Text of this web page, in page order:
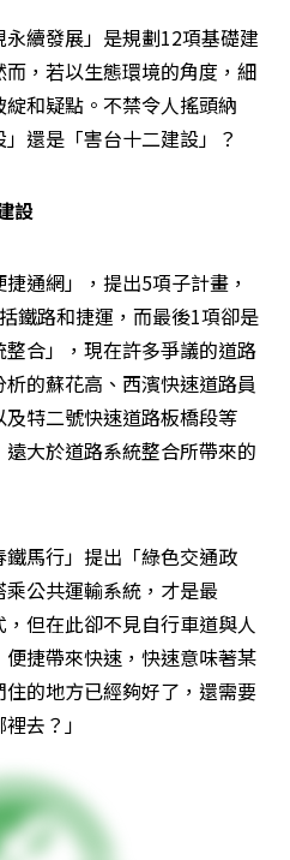
續發展」是規劃12項基礎建
，若以生態環境的角度，細
和疑點。不禁令人搖頭納
還是「害台十二建設」？
設
通網」，提出5項子計畫，
鐵路和捷運，而最後1項卻是
整合」，現在許多爭議的道路
的蘇花高、西濱快速道路員
特二號快速道路板橋段等
大於道路系統整合所帶來的
馬行」提出「綠色交通政
公共運輸系統，才是最
，但在此卻不見自行車道與人
捷帶來快速，快速意味著某
的地方已經夠好了，還需要
去？」